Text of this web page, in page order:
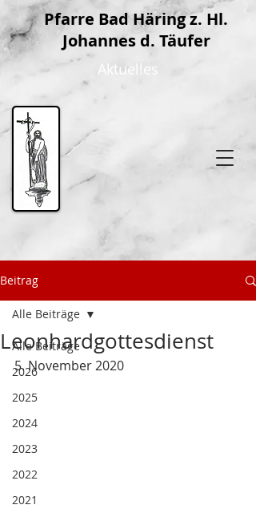
Pfarre Bad Häring z. Hl.
Johannes d. Täufer
Aktuelles
Beitrag
Alle Beiträge
2026
2025
2024
2023
2022
2021
Alle Beiträge
Leonhardgottesdienst
5. November 2020